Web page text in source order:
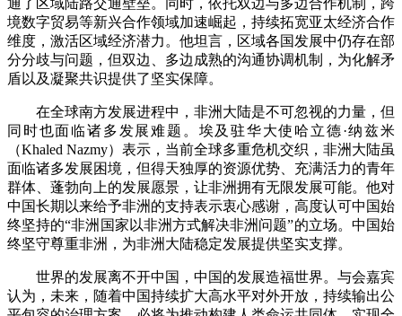
通了区域陆路交通壁垒。同时，依托双边与多边合作机制，跨
境数字贸易等新兴合作领域加速崛起，持续拓宽亚太经济合作
维度，激活区域经济潜力。他坦言，区域各国发展中仍存在部
分分歧与问题，但双边、多边成熟的沟通协调机制，为化解矛
盾以及凝聚共识提供了坚实保障。
在全球南方发展进程中，非洲大陆是不可忽视的力量，但
同时也面临诸多发展难题。埃及驻华大使哈立德·纳兹米
（Khaled Nazmy）表示，当前全球多重危机交织，非洲大陆虽
面临诸多发展困境，但得天独厚的资源优势、充满活力的青年
群体、蓬勃向上的发展愿景，让非洲拥有无限发展可能。他对
中国长期以来给予非洲的支持表示衷心感谢，高度认可中国始
终坚持的“非洲国家以非洲方式解决非洲问题”的立场。中国始
终坚守尊重非洲，为非洲大陆稳定发展提供坚实支撑。
世界的发展离不开中国，中国的发展造福世界。与会嘉宾
认为，未来，随着中国持续扩大高水平对外开放，持续输出公